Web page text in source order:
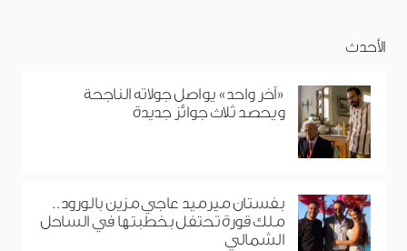
الأحدث
«آخر واحد» يواصل جولاته الناجحة
ويحصد ثلاث جوائز جديدة
بفستان ميرميد عاجي مزين بالورود..
ملك قورة تحتفل بخطبتها في الساحل
الشمالي